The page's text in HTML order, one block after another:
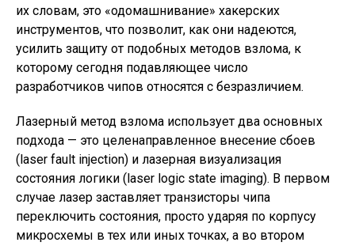
их словам, это «одомашнивание» хакерских
инструментов, что позволит, как они надеются,
усилить защиту от подобных методов взлома, к
которому сегодня подавляющее число
разработчиков чипов относятся с безразличием.
Лазерный метод взлома использует два основных
подхода — это целенаправленное внесение сбоев
(laser fault injection) и лазерная визуализация
состояния логики (laser logic state imaging). В первом
случае лазер заставляет транзисторы чипа
переключить состояния, просто ударяя по корпусу
микросхемы в тех или иных точках, а во втором